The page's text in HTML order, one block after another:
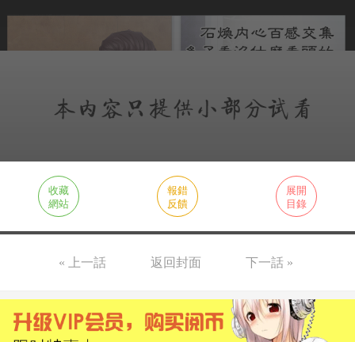
收藏
網站
報錯
反饋
展開
目錄
« 上一話 返回封面 下一話 »